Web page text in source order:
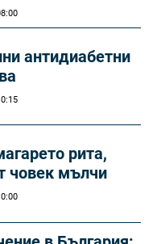
антидиабетни
рита,
човек мълчи